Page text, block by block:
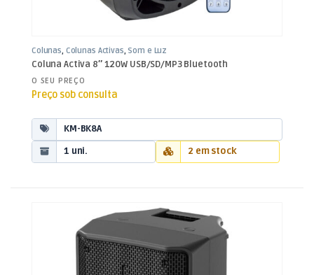
Colunas, Colunas Activas, Som e Luz
Coluna Activa 8″ 120W USB/SD/MP3 Bluetooth
O SEU PREÇO
Preço sob consulta
KM-BK8A
1 uni.
2 em stock